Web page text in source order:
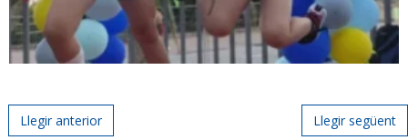
Post navigation
Llegir anterior Llegir següent